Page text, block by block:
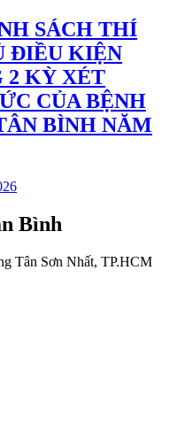
SÁCH THÍ
ĐIỀU KIỆN
2 KỲ XÉT
CỦA BỆNH
BÌNH NĂM
Bình
Tân Sơn Nhất, TP.HCM